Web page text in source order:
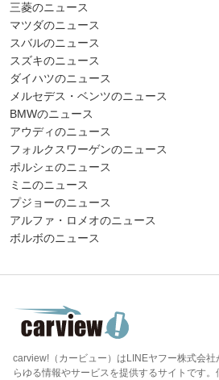
三菱のニュース
マツダのニュース
スバルのニュース
スズキのニュース
ダイハツのニュース
メルセデス・ベンツのニュース
BMWのニュース
アウディのニュース
フォルクスワーゲンのニュース
ポルシェのニュース
ミニのニュース
プジョーのニュース
アルファ・ロメオのニュース
ボルボのニュース
carview!（カービュー）はLINEヤフー株式会
らゆる情報やサービスを提供するサイトです